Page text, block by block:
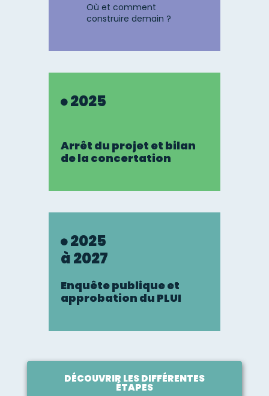
Où et comment
construire demain ?
2025
Arrêt du projet et bilan
de la concertation
2025
à 2027
Enquête publique et
approbation du PLUI
DÉCOUVRIR LES DIFFÉRENTES
ÉTAPES